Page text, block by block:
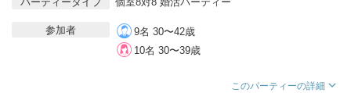
参加者
9名 30〜42歳
10名 30〜39歳
このパーティーの詳細